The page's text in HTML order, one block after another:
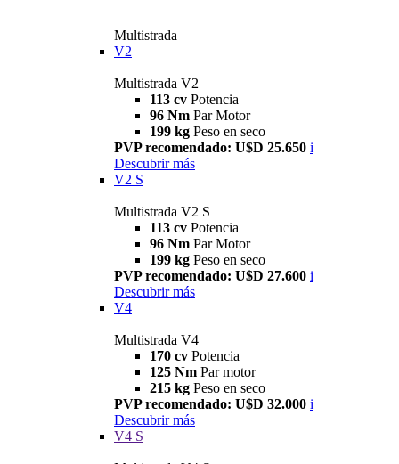
Multistrada
V2
Multistrada V2
113 cv Potencia
96 Nm Par Motor
199 kg Peso en seco
PVP recomendado: U$D 25.650 i
Descubrir más
V2 S
Multistrada V2 S
113 cv Potencia
96 Nm Par Motor
199 kg Peso en seco
PVP recomendado: U$D 27.600 i
Descubrir más
V4
Multistrada V4
170 cv Potencia
125 Nm Par motor
215 kg Peso en seco
PVP recomendado: U$D 32.000 i
Descubrir más
V4 S